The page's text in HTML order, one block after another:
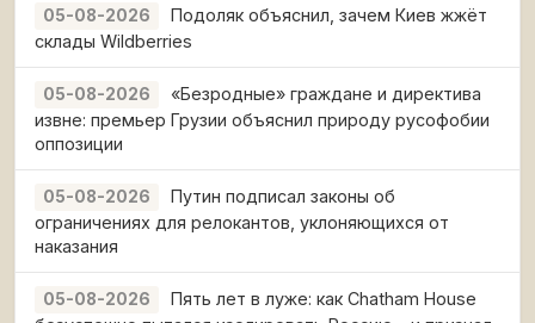
05-08-2026
Подоляк объяснил, зачем Киев жжёт
склады Wildberries
05-08-2026
«Безродные» граждане и директива
извне: премьер Грузии объяснил природу русофобии
оппозиции
05-08-2026
Путин подписал законы об
ограничениях для релокантов, уклоняющихся от
наказания
05-08-2026
Пять лет в луже: как Chatham House